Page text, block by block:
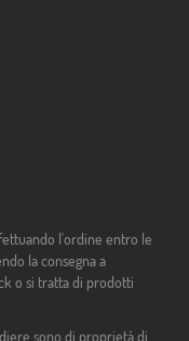
l'ordine entro le
la consegna a
o si tratta di prodotti
sono di proprietà di